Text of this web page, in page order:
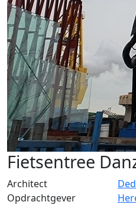
Fietsentree
Architect
Opdrachtgever